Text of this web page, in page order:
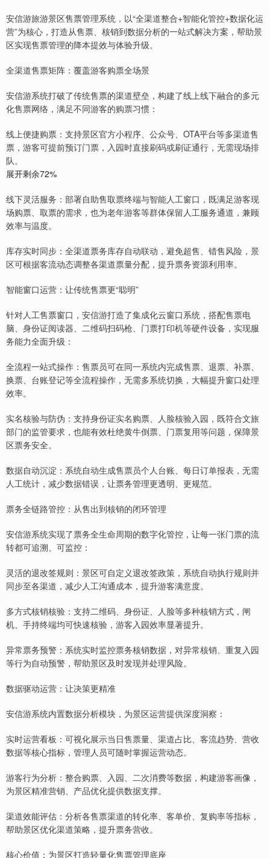
安信游旅游景区售票管理系统，以“全渠道整合+智能化管控+数据化运
营”为核心，打造从售票、核销到数据分析的一站式解决方案，帮助景
区实现售票管理的降本提效与体验升级。
全渠道售票矩阵：覆盖游客购票全场景
安信游系统打破了传统售票的渠道壁垒，构建了线上线下融合的多元
化售票网络，满足不同游客的购票习惯：
线上便捷购票：支持景区官方小程序、公众号、OTA平台等多渠道售
票，游客可提前预订门票，入园时直接刷码或刷证通行，无需现场排
队。
展开剩余72%
线下灵活服务：部署自助售取票终端与智能人工窗口，既满足游客现
场购票、取票的需求，也为老年游客等群体保留人工服务通道，兼顾
效率与温度。
库存实时同步：全渠道票务库存自动联动，避免超售、错售风险，景
区可根据客流动态调整各渠道票量分配，提升票务资源利用率。
智能窗口运营：让传统售票更“聪明”
针对人工售票窗口，安信游打造了集成化云窗口系统，搭配售票电
脑、身份证阅读器、二维码扫码枪、门票打印机等硬件设备，实现服
务能力全面升级：
全流程一站式操作：售票员可在同一系统内完成售票、退票、补票、
换票、台账登记等全流程操作，无需多系统切换，大幅提升窗口处理
效率。
实名核验与防伪：支持身份证实名购票、人脸核验入园，既符合文旅
部门的监管要求，也能有效杜绝黄牛倒票、门票复用等问题，保障景
区票务安全。
数据自动沉淀：系统自动生成售票员个人台账、每日订单报表，无需
人工统计，减少数据错误，让票务管理更透明、更规范。
票务全链路管控：从售出到核销的闭环管理
安信游系统实现了票务全生命周期的数字化管控，让每一张门票的流
转都可追溯、可监控：
灵活的退改签规则：景区可自定义退改签政策，系统自动执行规则并
同步至各渠道，减少人工沟通成本，提升游客满意度。
多方式核销核验：支持二维码、身份证、人脸等多种核销方式，闸
机、手持终端均可快速核验，游客入园效率显著提升。
异常票务预警：系统实时监控票务核销数据，对异常核销、重复入园
等行为自动预警，帮助景区及时发现并处理风险。
数据驱动运营：让决策更精准
安信游系统内置数据分析模块，为景区运营提供深度洞察：
实时运营看板：可视化展示当日售票量、渠道占比、客流趋势、营收
数据等核心指标，管理人员可随时掌握运营动态。
游客行为分析：整合购票、入园、二次消费等数据，构建游客画像，
为景区精准营销、产品优化提供数据支撑。
渠道效能评估：分析各售票渠道的转化率、客单价、复购率等指标，
帮助景区优化渠道策略，提升票务营收。
核心价值：为景区打造轻量化售票管理底座